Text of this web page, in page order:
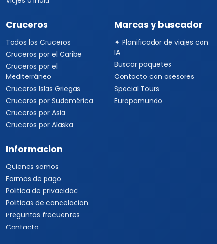
Cruceros
Todos los Cruceros
Cruceros por el Caribe
Cruceros por el
Mediterráneo
Cruceros Islas Griegas
Cruceros por Sudamérica
Cruceros por Asia
Cruceros por Alaska
Marcas y buscador
✦ Planificador de viajes con
IA
Buscar paquetes
Contacto con asesores
Special Tours
Europamundo
Informacion
Quienes somos
Formas de pago
Politica de privacidad
Politicas de cancelacion
Preguntas frecuentes
Contacto